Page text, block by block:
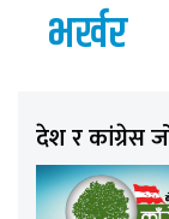
भर्खर
देश र कांग्रेस